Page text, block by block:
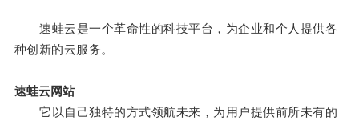
速蛙云是一个革命性的科技平台，为企业和个人提供各
种创新的云服务。
速蛙云网站
它以自己独特的方式领航未来，为用户提供前所未有的